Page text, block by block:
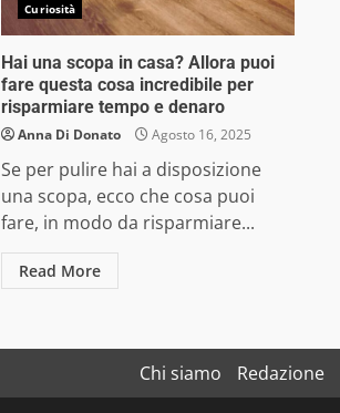
Curiosità
Hai una scopa in casa? Allora puoi
fare questa cosa incredibile per
risparmiare tempo e denaro
Anna Di Donato Agosto 16, 2025
Se per pulire hai a disposizione
una scopa, ecco che cosa puoi
fare, in modo da risparmiare...
Read More
Chi siamo Redazione